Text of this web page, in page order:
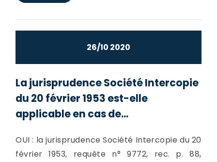
26/10 2020
La jurisprudence Société Intercopie
du 20 février 1953 est-elle
applicable en cas de...
OUI : la jurisprudence Société Intercopie du 20
février 1953, requête n° 9772, rec. p. 88,